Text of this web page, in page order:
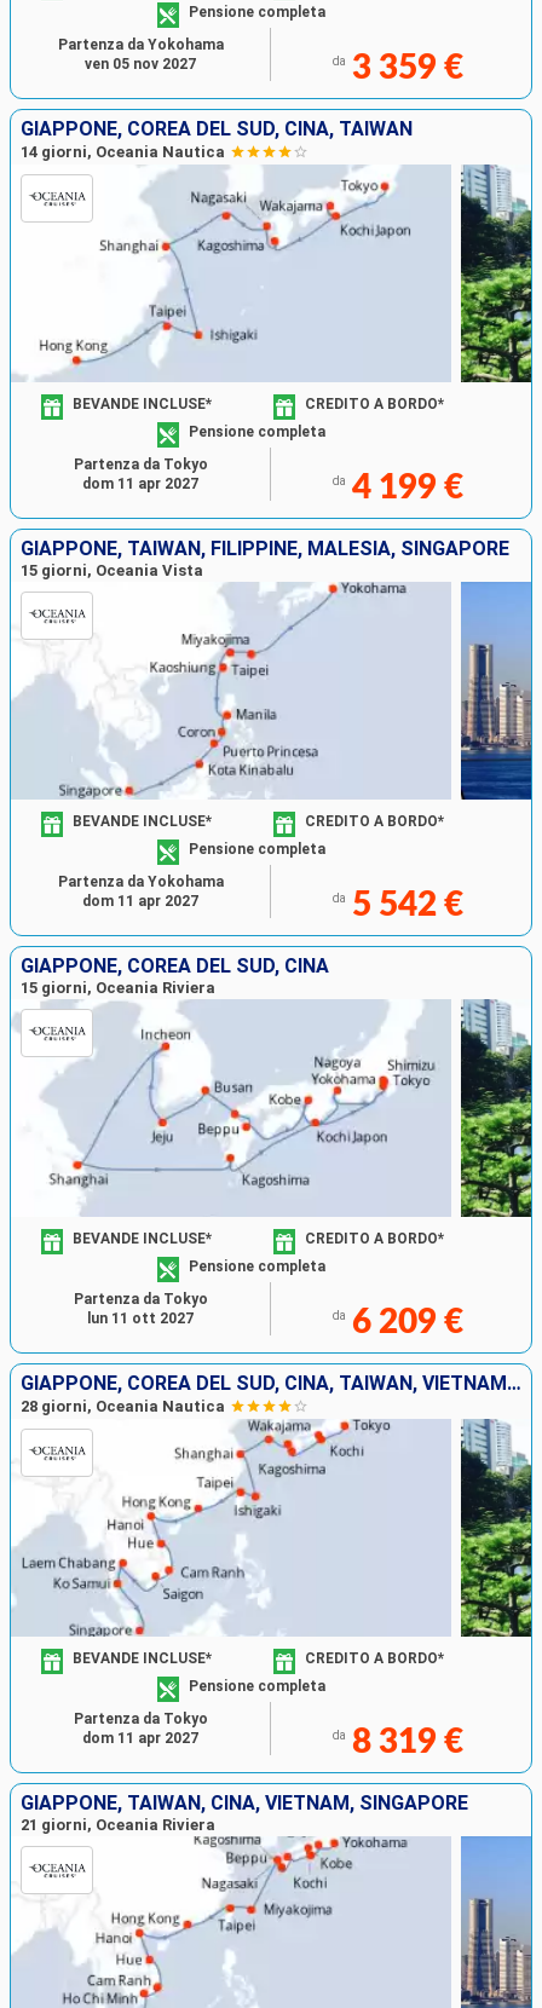
Pensione completa
da 3 359 €
Partenza da Yokohama
ven 05 nov 2027
GIAPPONE, COREA DEL SUD, CINA, TAIWAN
14 giorni, Oceania Nautica
BEVANDE INCLUSE*
CREDITO A BORDO*
Pensione completa
da 4 199 €
Partenza da Tokyo
dom 11 apr 2027
GIAPPONE, TAIWAN, FILIPPINE, MALESIA, SINGAPORE
15 giorni, Oceania Vista
BEVANDE INCLUSE*
CREDITO A BORDO*
Pensione completa
da 5 542 €
Partenza da Yokohama
dom 11 apr 2027
GIAPPONE, COREA DEL SUD, CINA
15 giorni, Oceania Riviera
BEVANDE INCLUSE*
CREDITO A BORDO*
Pensione completa
da 6 209 €
Partenza da Tokyo
lun 11 ott 2027
GIAPPONE, COREA DEL SUD, CINA, TAIWAN, VIETNAM, THAILANDIA, SINGAPORE
28 giorni, Oceania Nautica
BEVANDE INCLUSE*
CREDITO A BORDO*
Pensione completa
da 8 319 €
Partenza da Tokyo
dom 11 apr 2027
GIAPPONE, TAIWAN, CINA, VIETNAM, SINGAPORE
21 giorni, Oceania Riviera